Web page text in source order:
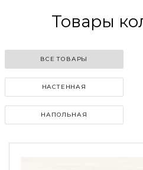
Товары
ВСЕ ТОВАРЫ
НАСТЕННАЯ
НАПОЛЬНАЯ